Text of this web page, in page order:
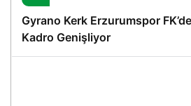
Gyrano Kerk Erzurumspor
Kadro Genişliyor